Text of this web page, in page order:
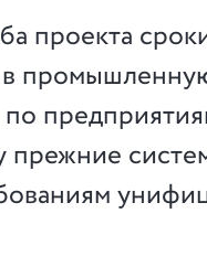
проекта
в
прежние